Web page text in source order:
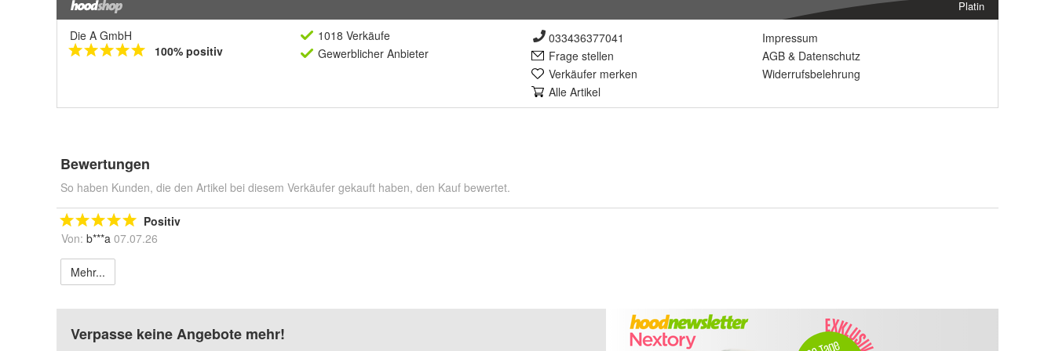
Platin
Die A GmbH
100% positiv
1018 Verkäufe
Gewerblicher Anbieter
033436377041
Frage stellen
Verkäufer merken
Alle Artikel
Impressum
AGB & Datenschutz
Widerrufsbelehrung
Bewertungen
So haben Kunden, die den Artikel bei diesem Verkäufer gekauft haben, den Kauf bewertet.
Positiv
Von: b***a 07.07.26
Mehr...
Verpasse keine Angebote mehr!